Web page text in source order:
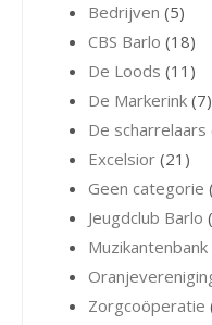
Bedrijven (5)
CBS Barlo (18)
De Loods (11)
De Markerink (7)
De scharrelaars
Excelsior (21)
Geen categorie
Jeugdclub Barlo
Muzikantenbank
Zorgcoöperatie